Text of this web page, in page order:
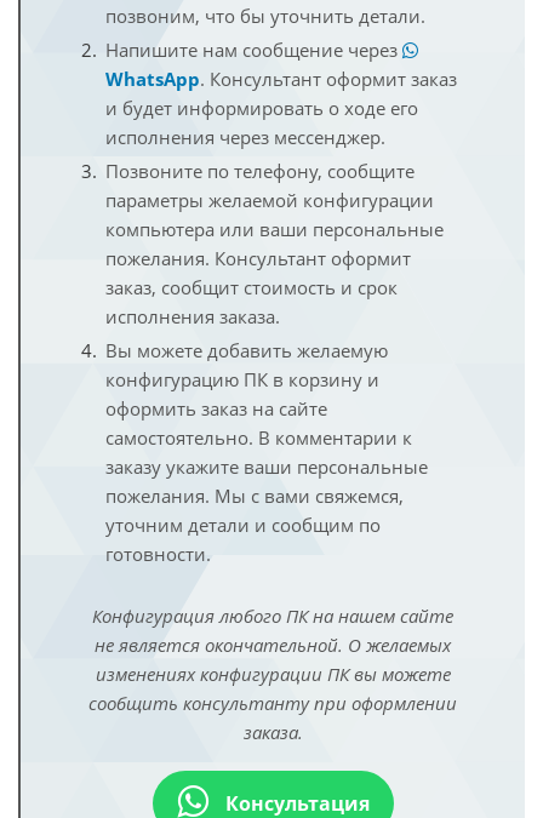
позвоним, что бы уточнить детали.
Напишите нам сообщение через
WhatsApp. Консультант оформит заказ
и будет информировать о ходе его
исполнения через мессенджер.
Позвоните по телефону, сообщите
параметры желаемой конфигурации
компьютера или ваши персональные
пожелания. Консультант оформит
заказ, сообщит стоимость и срок
исполнения заказа.
Вы можете добавить желаемую
конфигурацию ПК в корзину и
оформить заказ на сайте
самостоятельно. В комментарии к
заказу укажите ваши персональные
пожелания. Мы с вами свяжемся,
уточним детали и сообщим по
готовности.
Конфигурация любого ПК на нашем сайте
не является окончательной. О желаемых
изменениях конфигурации ПК вы можете
сообщить консультанту при оформлении
заказа.
Консультация